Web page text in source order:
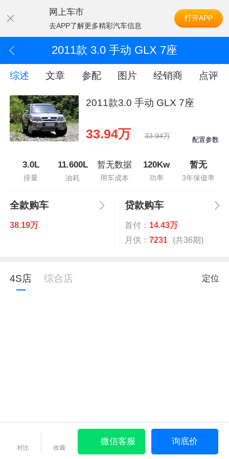
网上车市
去APP了解更多精彩汽车信息
打开APP
2011款 3.0 手动 GLX 7座
综述 文章 参配 图片 经销商 点评
2011款3.0 手动 GLX 7座
33.94万 33.94万 配置参数
3.0L
排量
11.600L
油耗
暂无数据
用车成本
120Kw
功率
暂无
3年保值率
全款购车
38.19万
贷款购车
首付： 14.43万
月供： 7231 (共36期)
4S店 综合店 定位
对比 收藏
微信客服 询底价